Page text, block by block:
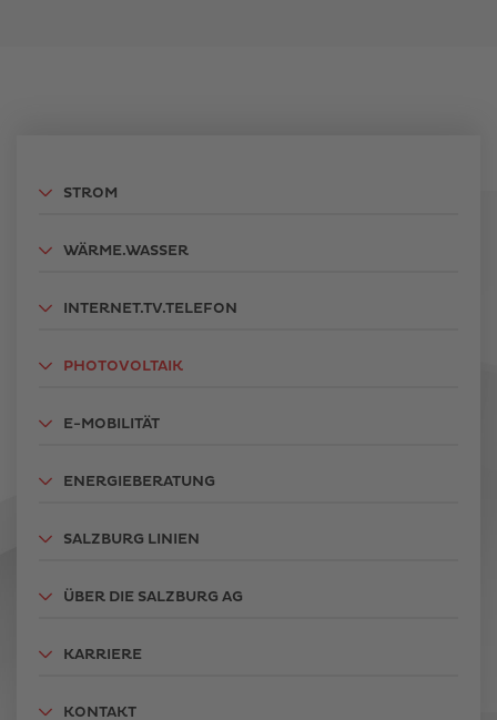
STROM
WÄRME.WASSER
INTERNET.TV.TELEFON
PHOTOVOLTAIK
E-MOBILITÄT
ENERGIEBERATUNG
SALZBURG LINIEN
ÜBER DIE SALZBURG AG
KARRIERE
KONTAKT